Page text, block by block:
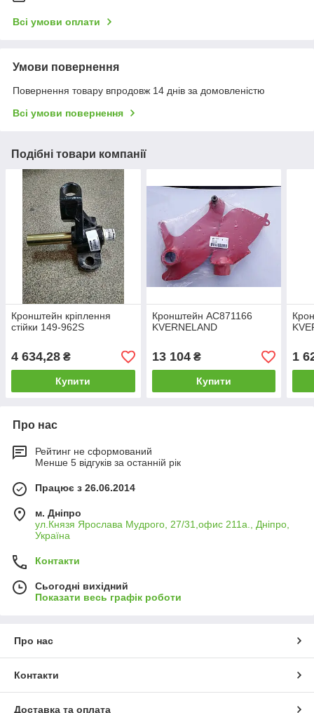
Всі умови оплати
Умови повернення
Повернення товару впродовж 14 днів за домовленістю
Всі умови повернення
Подібні товари компанії
Кронштейн кріплення
стійки 149-962S
4 634,28 ₴
Купити
Кронштейн AC871166
KVERNELAND
13 104₴
Купити
1
Про нас
Рейтинг не сформований
Менше 5 відгуків за останній рік
Працює з 26.06.2014
м. Дніпро
ул.Князя Ярослава Мудрого, 27/31,офис 211а., Дніпро,
Україна
Контакти
Сьогодні вихідний
Показати весь графік роботи
Про нас
Контакти
Доставка та оплата